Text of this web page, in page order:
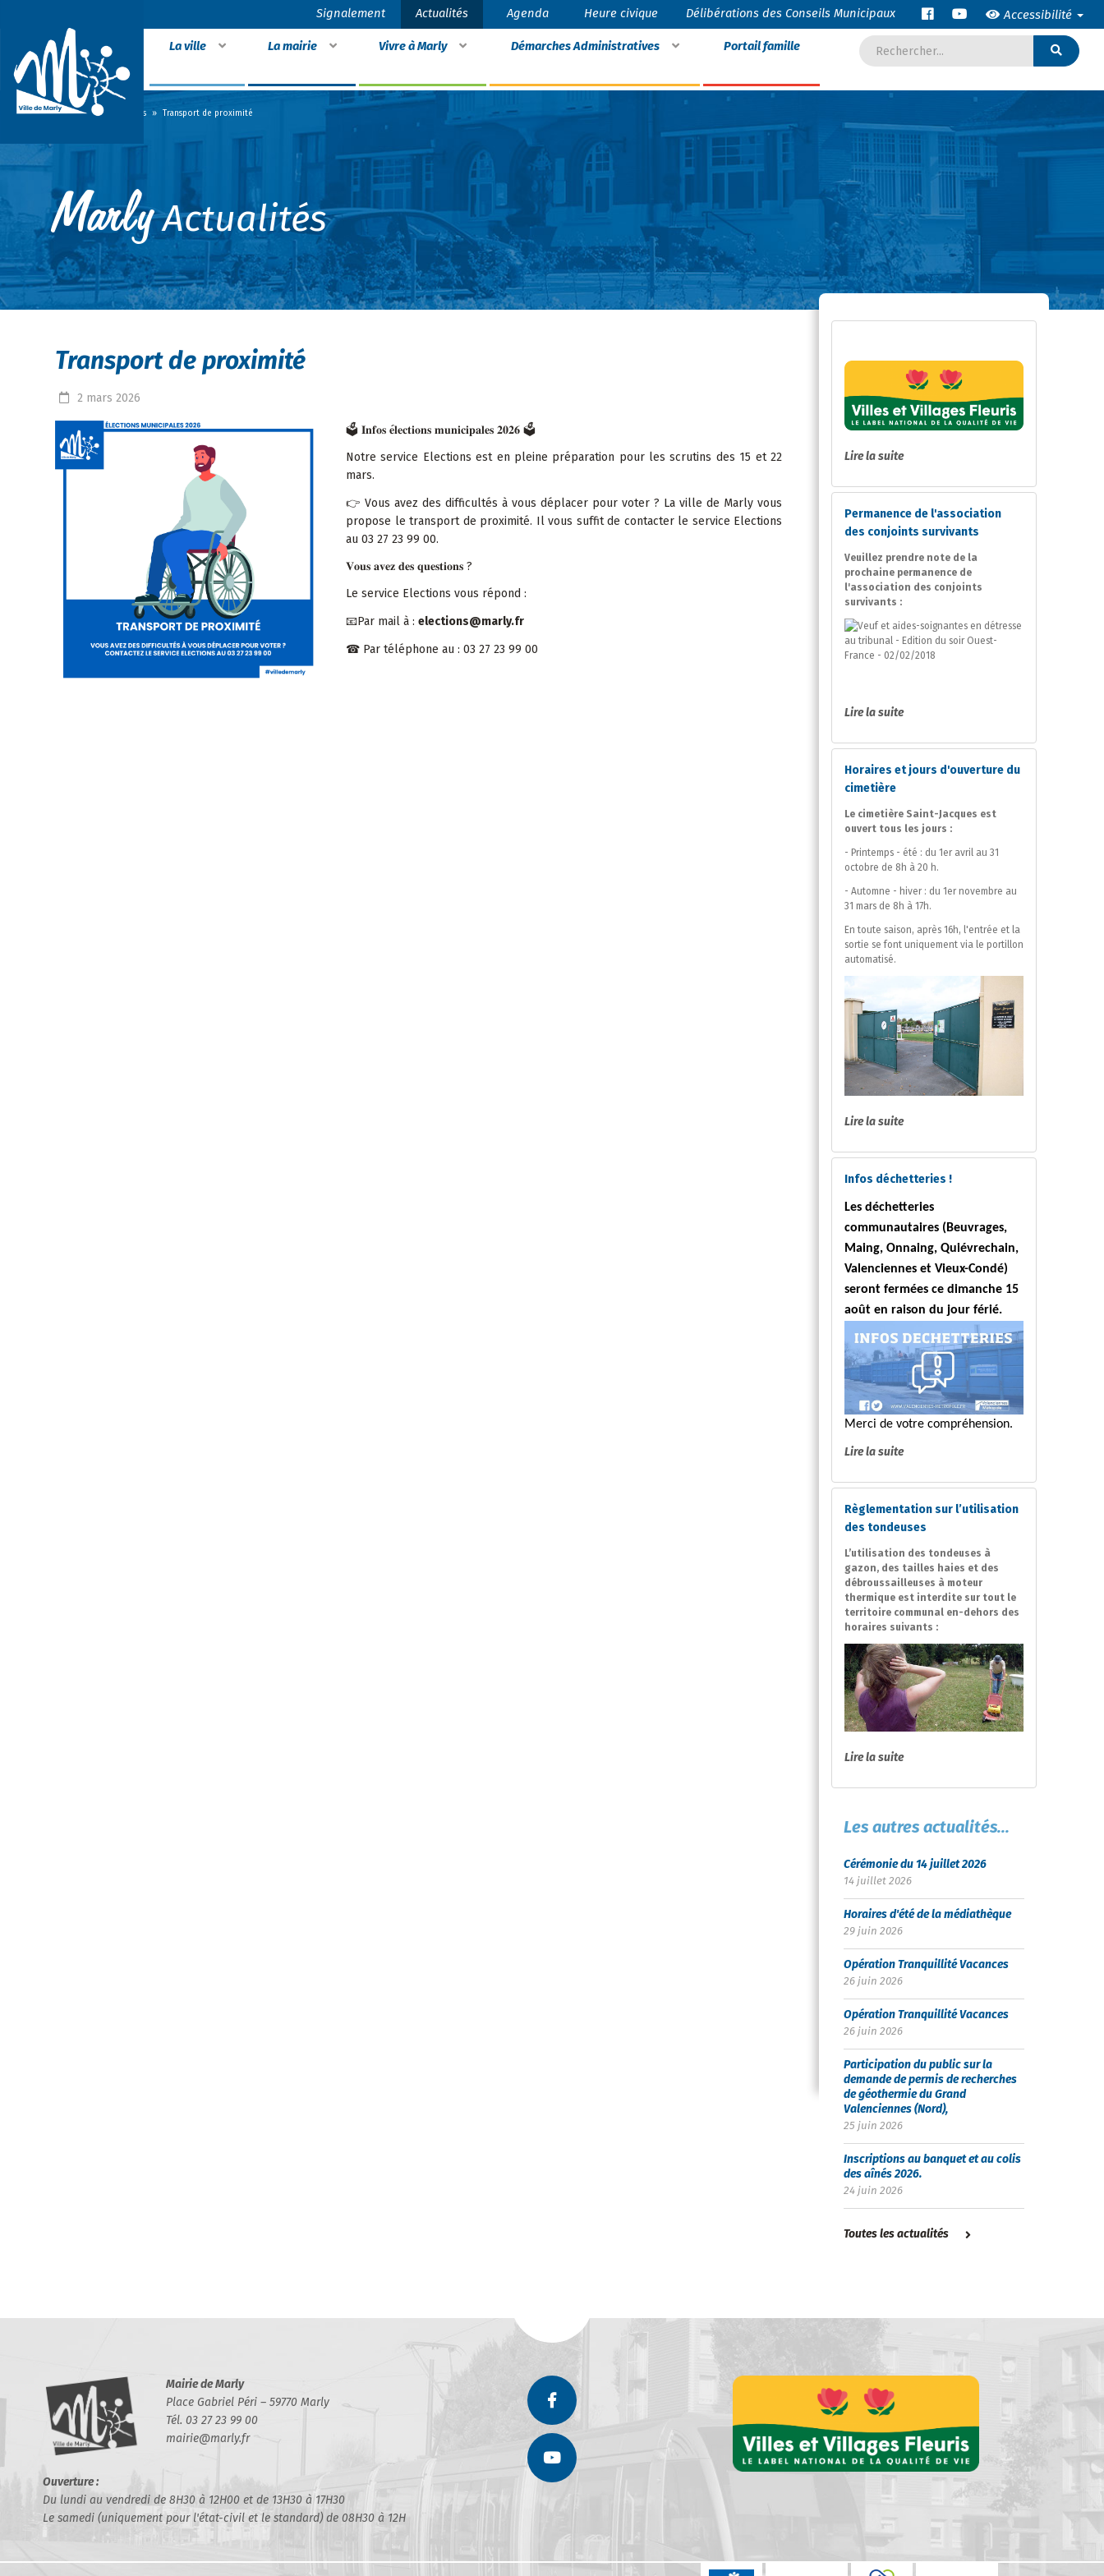
Signalement Actualités Agenda Heure civique Délibérations des Conseils Municipaux Accessibilité
La ville La mairie Vivre à Marly Démarches Administratives Portail famille
Accueil » Actualités » Transport de proximité
Actualités
Transport de proximité
2 mars 2026
🗳 𝐈𝐧𝐟𝐨𝐬 𝐞𝐥𝐞𝐜𝐭𝐢𝐨𝐧𝐬 𝐦𝐮𝐧𝐢𝐜𝐢𝐩𝐚𝐥𝐞𝐬 𝟐𝟎𝟐𝟔 🗳
Notre service Elections est en pleine préparation pour les scrutins des 15 et 22
mars.
👉 Vous avez des difficultés à vous déplacer pour voter ? La ville de Marly vous
propose le transport de proximité. Il vous suffit de contacter le service Elections
au 03 27 23 99 00.
𝐕𝐨𝐮𝐬 𝐚𝐯𝐞𝐳 𝐝𝐞𝐬 𝐪𝐮𝐞𝐬𝐭𝐢𝐨𝐧𝐬 ?
Le service Elections vous répond :
📧Par mail à : elections@marly.fr
☎ Par téléphone au : 03 27 23 99 00
Lire la suite
Permanence de l'association
des conjoints survivants
Veuillez prendre note de la
prochaine permanence de
l'association des conjoints
survivants :
Lire la suite
Horaires et jours d'ouverture du
cimetière
Le cimetière Saint-Jacques est
ouvert tous les jours :
- Printemps - été : du 1er avril au 31
octobre de 8h à 20 h.
- Automne - hiver : du 1er novembre au
31 mars de 8h à 17h.
En toute saison, après 16h, l'entrée et la
sortie se font uniquement via le portillon
automatisé.
Lire la suite
Infos déchetteries !
Les déchetteries
communautaires (Beuvrages,
Maing, Onnaing, Quiévrechain,
Valenciennes et Vieux-Condé)
seront fermées ce dimanche 15
août en raison du jour férié.
Merci de votre compréhension.
Lire la suite
Règlementation sur l’utilisation
des tondeuses
L’utilisation des tondeuses à
gazon, des tailles haies et des
débroussailleuses à moteur
thermique est interdite sur tout le
territoire communal en-dehors des
horaires suivants :
Lire la suite
Les autres actualités...
Cérémonie du 14 juillet 2026
14 juillet 2026
Horaires d'été de la médiathèque
29 juin 2026
Opération Tranquillité Vacances
26 juin 2026
Opération Tranquillité Vacances
26 juin 2026
Participation du public sur la
demande de permis de recherches
de géothermie du Grand
Valenciennes (Nord),
25 juin 2026
Inscriptions au banquet et au colis
des aînés 2026.
24 juin 2026
Toutes les actualités
Mairie de Marly
Place Gabriel Péri – 59770 Marly
Tél. 03 27 23 99 00
mairie@marly.fr
Ouverture :
Du lundi au vendredi de 8H30 à 12H00 et de 13H30 à 17H30
Le samedi (uniquement pour l'état-civil et le standard) de 08H30 à 12H